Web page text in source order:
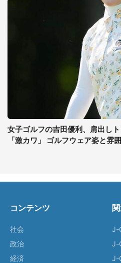
女子ゴルフの吉田優利、肩出し
「激カワ」 ゴルフウェア姿と雰
コンテンツ
社会
政治
経済
J-
J-
J-